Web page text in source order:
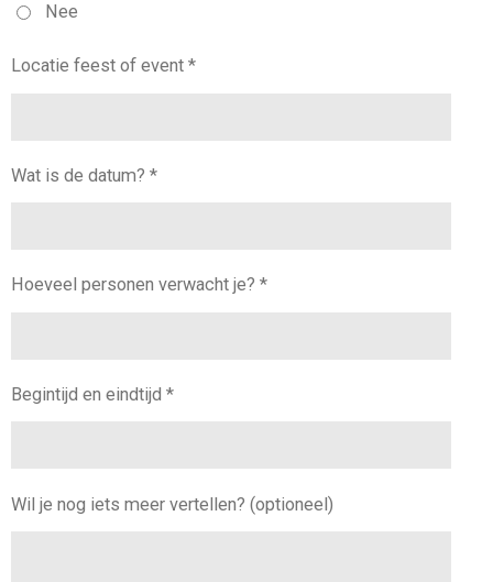
Nee
Locatie feest of event *
Wat is de datum? *
Hoeveel personen verwacht je? *
Begintijd en eindtijd *
Wil je nog iets meer vertellen? (optioneel)